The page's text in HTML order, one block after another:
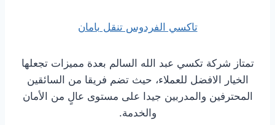
تاكسي الفردوس تنقل بامان
تمتاز شركة تكسي عبد الله السالم بعدة مميزات تجعلها
الخيار الافضل للعملاء، حيث تضم فريقا من السائقين
المحترفين والمدربين جيدا على مستوى عالٍ من الأمان
والخدمة.